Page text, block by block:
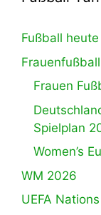
Fußball
Frauen
Spielplan
Women’s
WM 2026
UEFA